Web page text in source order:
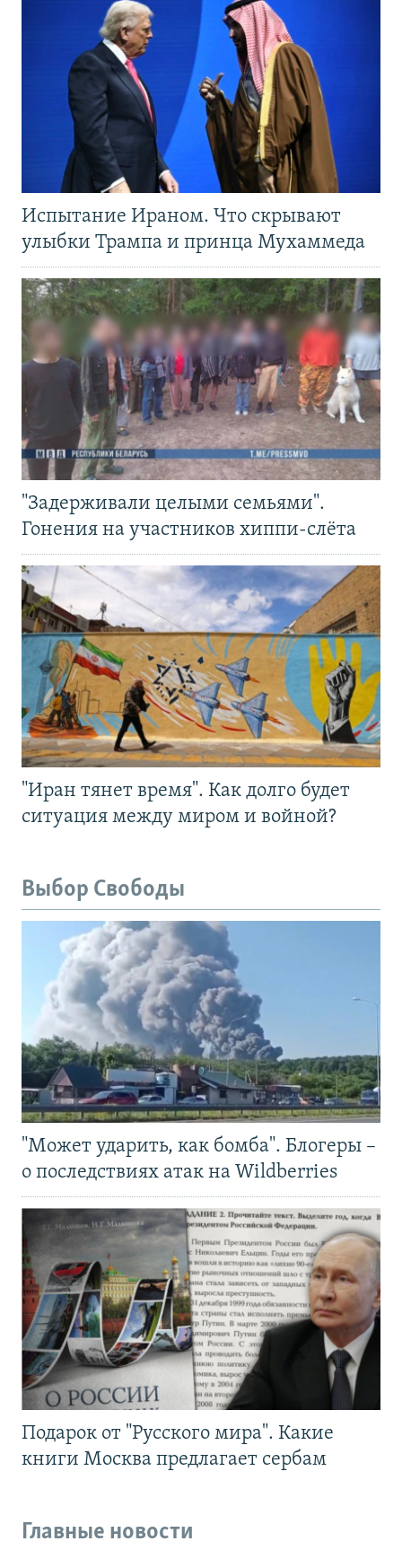
Испытание Ираном. Что скрывают
улыбки Трампа и принца Мухаммеда
"Задерживали целыми семьями".
Гонения на участников хиппи-слёта
"Иран тянет время". Как долго будет
ситуация между миром и войной?
Выбор Свободы
"Может ударить, как бомба". Блогеры –
о последствиях атак на Wildberries
Подарок от "Русского мира". Какие
книги Москва предлагает сербам
Главные новости